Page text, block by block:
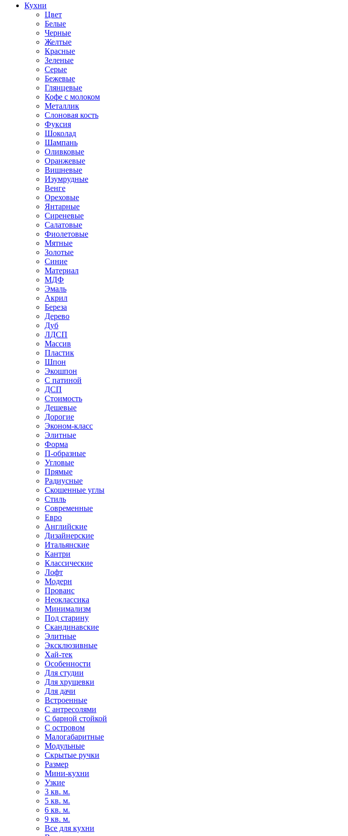
Кухни
Цвет
Белые
Черные
Желтые
Красные
Зеленые
Серые
Бежевые
Глянцевые
Кофе с молоком
Металлик
Слоновая кость
Фуксия
Шоколад
Шампань
Оливковые
Оранжевые
Вишневые
Изумрудные
Венге
Ореховые
Янтарные
Сиреневые
Салатовые
Фиолетовые
Мятные
Золотые
Синие
Материал
МДФ
Эмаль
Акрил
Береза
Дерево
Дуб
ЛДСП
Массив
Пластик
Шпон
Экошпон
С патиной
ДСП
Стоимость
Дешевые
Дорогие
Эконом-класс
Элитные
Форма
П-образные
Угловые
Прямые
Радиусные
Скошенные углы
Стиль
Современные
Евро
Английские
Дизайнерские
Итальянские
Кантри
Классические
Лофт
Модерн
Прованс
Неоклассика
Минимализм
Под старину
Скандинавские
Элитные
Эксклюзивные
Хай-тек
Особенности
Для студии
Для хрущевки
Для дачи
Встроенные
С антресолями
С барной стойкой
С островом
Малогабаритные
Модульные
Скрытые ручки
Размер
Мини-кухни
Узкие
3 кв. м.
5 кв. м.
6 кв. м.
9 кв. м.
Все для кухни